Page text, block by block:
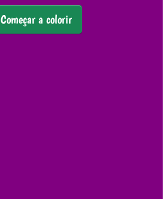
Começar a colorir